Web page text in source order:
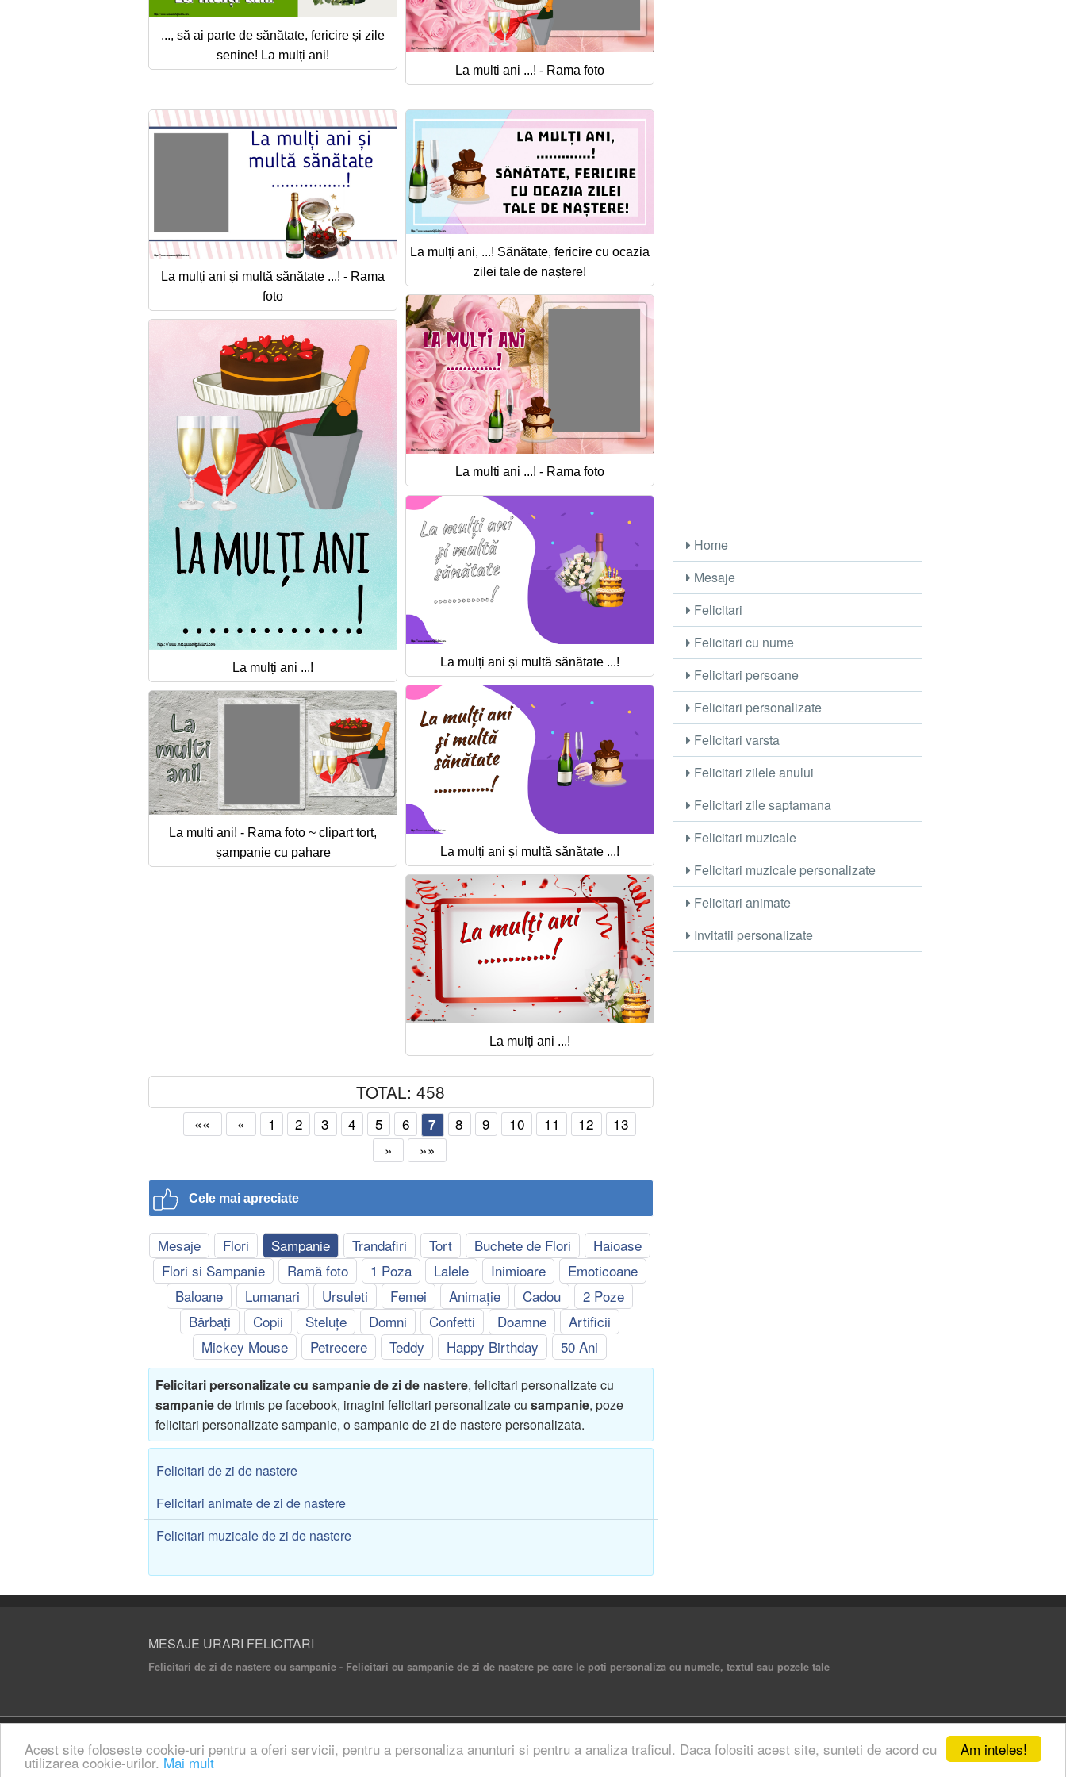
Am inteles!
Acest site foloseste cookie-uri pentru a oferi servicii, pentru a personaliza anunturi si pentru a analiza traficul. Daca folositi acest site, sunteti de acord cu
utilizarea cookie-urilor. Mai mult
..., să ai parte de sănătate, fericire și zile
senine! La mulți ani!
La multi ani ...! - Rama foto
La mulți ani și multă sănătate ...! - Rama
foto
La mulți ani, ...! Sănătate, fericire cu ocazia
zilei tale de naștere!
La multi ani ...! - Rama foto
La mulți ani ...! La mulți ani și multă sănătate ...!
La mulți ani și multă sănătate ...!
La multi ani! - Rama foto ~ clipart tort,
șampanie cu pahare
La mulți ani ...!
TOTAL: 458
«« « 1 2 3 4 5 6 7 8 9 10 11 12
13
»
»»
Cele mai apreciate
Mesaje Flori Sampanie Trandafiri Tort Buchete de Flori
Haioase
Flori si Sampanie
Ramă foto 1 Poza Lalele Inimioare
Emoticoane
Baloane
Lumanari Ursuleti Femei Animație Cadou
2 Poze
Bărbați
Copii Steluțe Domni Confetti Doamne
Artificii
Mickey Mouse
Petrecere Teddy Happy Birthday 50 Ani
Felicitari personalizate cu sampanie de zi de nastere, felicitari personalizate cu
sampaniede trimis pe facebook, imagini felicitari personalizate cu sampanie, poze
felicitari personalizate sampanie, o sampanie de zi de nastere personalizata.
Felicitari de zi de nastere
Felicitari animate de zi de nastere
Felicitari muzicale de zi de nastere
Home
Mesaje
Felicitari
Felicitari cu nume
Felicitari persoane
Felicitari personalizate
Felicitari varsta
Felicitari zilele anului
Felicitari zile saptamana
Felicitari muzicale
Felicitari muzicale personalizate
Felicitari animate
Invitatii personalizate
MESAJE URARI FELICITARI
Felicitari de zi de nastere cu sampanie - Felicitari cu sampanie de zi de nastere pe care le poti personaliza cu numele, textul sau pozele tale